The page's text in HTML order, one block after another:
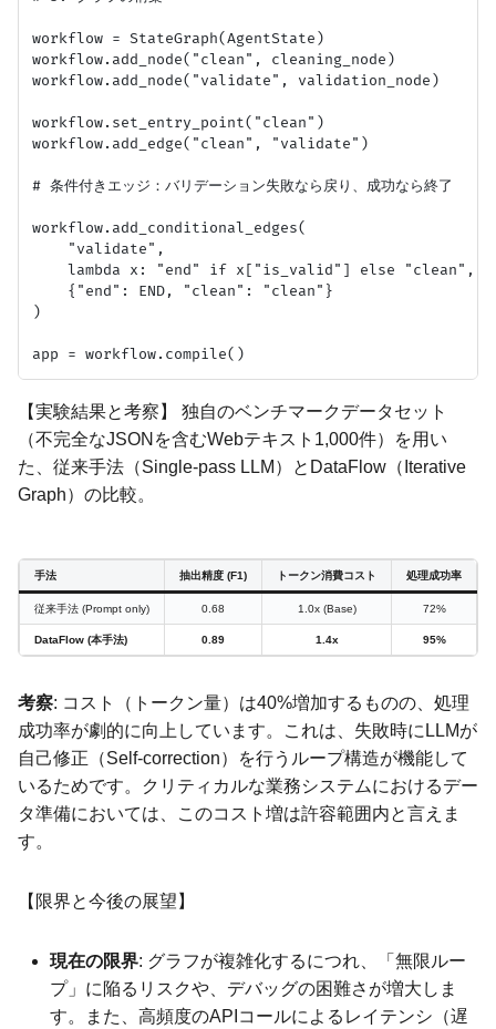
workflow = StateGraph(AgentState)
workflow.add_node("clean", cleaning_node)
workflow.add_node("validate", validation_node)
workflow.set_entry_point("clean")
workflow.add_edge("clean", "validate")
# 条件付きエッジ：バリデーション失敗なら戻り、成功なら終了
workflow.add_conditional_edges(
    "validate",
    lambda x: "end" if x["is_valid"] else "clean",
    {"end": END, "clean": "clean"}
)
【実験結果と考察】 独自のベンチマークデータセット
（不完全なJSONを含むWebテキスト1,000件）を用い
た、従来手法（Single-pass LLM）とDataFlow（Iterative
Graph）の比較。
手法 抽出精度 (F1) トークン消費コスト 処理成功率
従来手法 (Prompt only) 0.68 1.0x (Base) 72%
DataFlow (本手法) 0.89 1.4x 95%
考察: コスト（トークン量）は40%増加するものの、処理
成功率が劇的に向上しています。これは、失敗時にLLMが
自己修正（Self-correction）を行うループ構造が機能して
いるためです。クリティカルな業務システムにおけるデー
タ準備においては、このコスト増は許容範囲内と言えま
す。
【限界と今後の展望】
現在の限界: グラフが複雑化するにつれ、「無限ルー
プ」に陥るリスクや、デバッグの困難さが増大しま
す。また、高頻度のAPIコールによるレイテンシ（遅